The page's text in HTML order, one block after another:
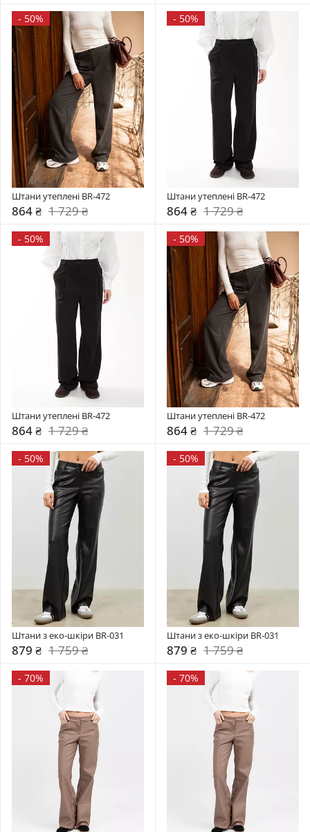
- 50%
Штани утеплені BR-472
864 ₴ 1 729 ₴
- 50%
Штани утеплені BR-472
864 ₴ 1 729 ₴
- 50%
Штани утеплені BR-472
864 ₴ 1 729 ₴
- 50%
Штани утеплені BR-472
864 ₴ 1 729 ₴
- 50%
Штани з еко-шкіри BR-031
879 ₴ 1 759 ₴
- 50%
Штани з еко-шкіри BR-031
879 ₴ 1 759 ₴
- 70% - 70%